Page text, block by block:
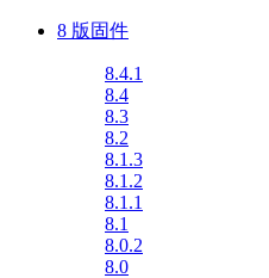
8 版固件
8.4.1
8.4
8.3
8.2
8.1.3
8.1.2
8.1.1
8.1
8.0.2
8.0